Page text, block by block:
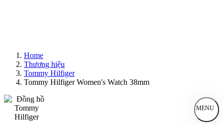
Home
Thương hiệu
Tommy Hilfiger
Tommy Hilfiger Women's Watch 38mm
MENU